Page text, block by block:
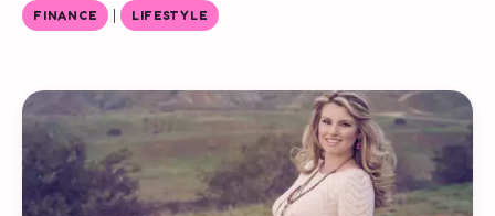
FINANCE | LIFESTYLE